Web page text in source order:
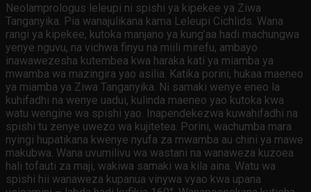
Neolamprologus leleupi ni spishi ya kipekee ya Ziwa
Tanganyika. Pia wanajulikana kama Leleupi Cichlids. Wana
rangi ya kipekee, kutoka manjano ya kung’aa hadi machungwa
yenye nguvu, na vichwa finyu na miili mirefu, ambayo
inawawezesha kutembea kwa haraka kati ya miamba ya
mwamba wa mazingira yao asilia. Katika porini, hukaa maeneo
ya miamba ya Ziwa Tanganyika. Ni samaki wenye eneo la
kuhifadhi na wenye uadui, kulinda maeneo yao kutoka kwa
watu wengine wa spishi yao. Inapendekezwa kuwahifadhi na
spishi tu zenye uwezo wa kujitetea. Porini, wachumba mara
nyingi hupatikana kwenye nyufa za mwamba au chini ya mawe
makubwa. Wana uvumilivu wa wastani na wanaweza kuzoea
hali tofauti za maji, wakiwa samaki wa kila aina. Watu wa
spishi hii wanaweza kupanua vinywa vyao kwa upana